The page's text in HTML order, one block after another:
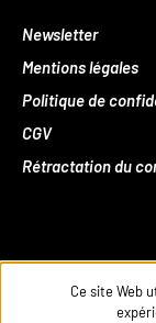
Newsletter
Mentions légales
Politique de
CGV
Rétractation du
Ce site Web